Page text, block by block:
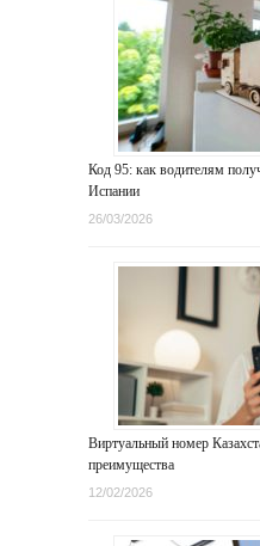
Код 95: как водителям
Испании
26/03/2026
Виртуальный номер
преимущества
12/02/2026